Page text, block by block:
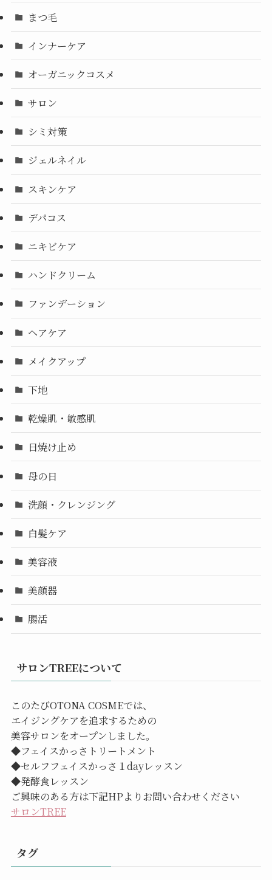
まつ毛
インナーケア
オーガニックコスメ
サロン
シミ対策
ジェルネイル
スキンケア
デパコス
ニキビケア
ハンドクリーム
ファンデーション
ヘアケア
メイクアップ
下地
乾燥肌・敏感肌
日焼け止め
母の日
洗顔・クレンジング
白髪ケア
美容液
美顔器
腸活
サロンTREEについて
このたびOTONA COSMEでは、
エイジングケアを追求するための
美容サロンをオープンしました。
◆フェイスかっさトリートメント
◆セルフフェイスかっさ１dayレッスン
◆発酵食レッスン
ご興味のある方は下記HPよりお問い合わせください
サロンTREE
タグ